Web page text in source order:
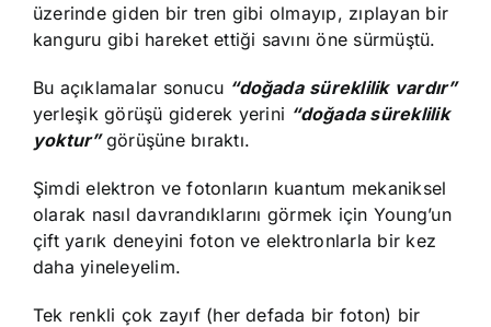
üzerinde giden bir tren gibi olmayıp, zıplayan bir
kanguru gibi hareket ettiği savını öne sürmüştü.
Bu açıklamalar sonucu “doğada süreklilik vardır”
yerleşik görüşü giderek yerini “doğada süreklilik
yoktur”görüşüne bıraktı.
Şimdi elektron ve fotonların kuantum mekaniksel
olarak nasıl davrandıklarını görmek için Young’un
çift yarık deneyini foton ve elektronlarla bir kez
daha yineleyelim.
Tek renkli çok zayıf (her defada bir foton) bir